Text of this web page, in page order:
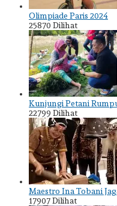
Olimpiade Paris 2024
25870 Dilihat
Kunjungi Petani
22799 Dilihat
Maestro Ina Tobani
17907 Dilihat